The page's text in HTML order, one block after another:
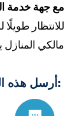
مع جهة خدمة
للانتظار
مالكي المنازل
:أرسل هذه
Text